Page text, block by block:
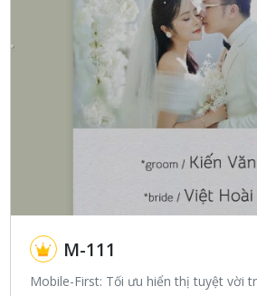
M-111
Mobile-First: Tối ưu hiển thị tuyệt vời